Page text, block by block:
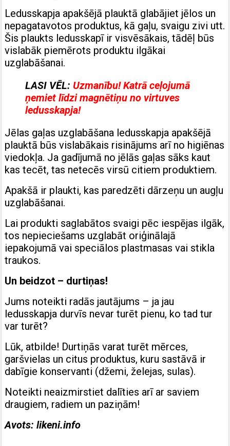
Ledusskapja apakšējā plauktā glabājiet jēlos un
nepagatavotos produktus, kā gaļu, svaigu zivi utt.
Šis plaukts ledusskapī ir visvēsākais, tādēļ būs
vislabāk piemērots produktu ilgākai
uzglabāšanai.
LASI VĒL: Uzmanību! Katrā ceļojumā
ņemiet līdzi magnētiņu no virtuves
ledusskapja!
Jēlas gaļas uzglabāšana ledusskapja apakšējā
plauktā būs vislabākais risinājums arī no higiēnas
viedokļa. Ja gadījumā no jēlās gaļas sāks kaut
kas tecēt, tas netecēs virsū citiem produktiem.
Apakšā ir plaukti, kas paredzēti dārzeņu un augļu
uzglabāšanai.
Lai produkti saglabātos svaigi pēc iespējas ilgāk,
tos nepieciešams uzglabāt oriģinālajā
iepakojumā vai speciālos plastmasas vai stikla
traukos.
Un beidzot – durtiņas!
Jums noteikti radās jautājums – ja jau
ledusskapja durvīs nevar turēt pienu, ko tad tur
var turēt?
Lūk, atbilde! Durtiņās varat turēt mērces,
garšvielas un citus produktus, kuru sastāvā ir
dabīgie konservanti (džemi, želejas, sulas).
Noteikti neaizmirstiet dalīties arī ar saviem
draugiem, radiem un paziņām!
Avots: likeni.info